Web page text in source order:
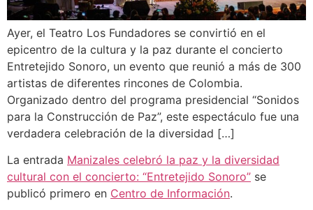
Ayer, el Teatro Los Fundadores se convirtió en el
epicentro de la cultura y la paz durante el concierto
Entretejido Sonoro, un evento que reunió a más de 300
artistas de diferentes rincones de Colombia.
Organizado dentro del programa presidencial “Sonidos
para la Construcción de Paz”, este espectáculo fue una
verdadera celebración de la diversidad […]
La entrada Manizales celebró la paz y la diversidad
cultural con el concierto: “Entretejido Sonoro” se
publicó primero en Centro de Información.